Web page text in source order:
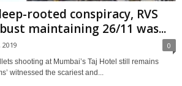
rooted conspiracy, RVS
maintaining 26/11 was...
0
shooting at Mumbai’s Taj Hotel still remains
witnessed the scariest and...